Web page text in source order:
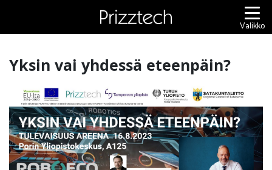
Valikko
Yksin vai yhdessä eteenpäin?